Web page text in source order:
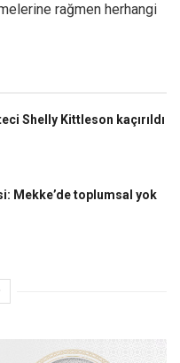
rağmen herhangi
Shelly Kittleson kaçırıldı
Mekke’de toplumsal yok